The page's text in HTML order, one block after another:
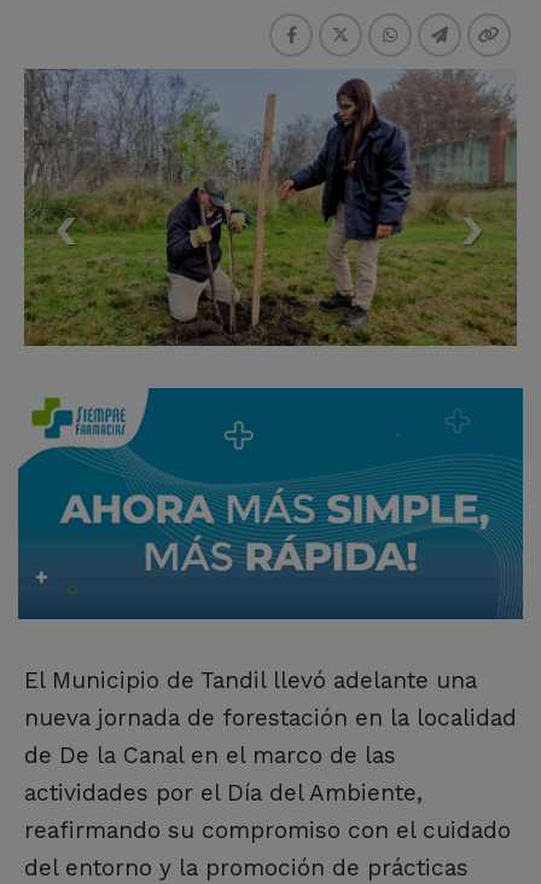
El Municipio de Tandil llevó adelante una
nueva jornada de forestación en la localidad
de De la Canal en el marco de las
actividades por el Día del Ambiente,
reafirmando su compromiso con el cuidado
del entorno y la promoción de prácticas